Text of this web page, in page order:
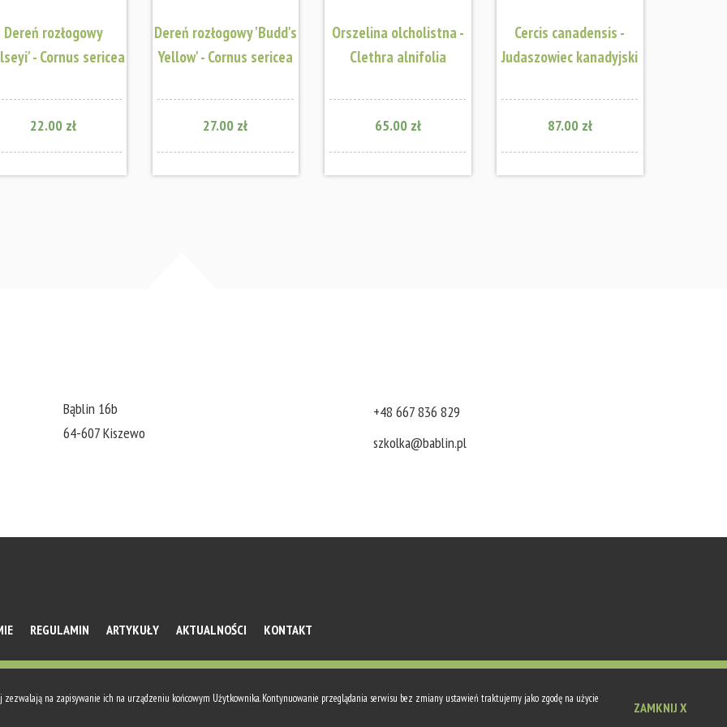
Dereń rozłogowy
- Cornus sericea
22.00 zł
Dereń rozłogowy 'Budd's
Yellow' - Cornus sericea
27.00 zł
Orszelina olcholistna -
Clethra alnifolia
65.00 zł
Cercis canadensis -
Judaszowiec kanadyjski
87.00 zł
Bąblin 16b
64-607 Kiszewo
+48 667 836 829
szkolka@bablin.pl
REGULAMIN ARTYKUŁY AKTUALNOŚCI KONTAKT
Wykonanie ICVision.pl
na zapisywanie ich na urządzeniu końcowym Użytkownika. Kontynuowanie przeglądania serwisu bez zmiany ustawień traktujemy jako zgodę na użycie
ZAMKNIJ X